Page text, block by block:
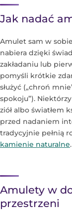
Jak nadać
Amulet sam w
nabiera dzięki
zakładaniu lub
pomyśli krótkie
służyć („chroń
spokoju”).
ziół albo światłem
przed nadaniem
tradycyjnie pełnią
kamienie naturalne.
Amulety w
przestrzeni